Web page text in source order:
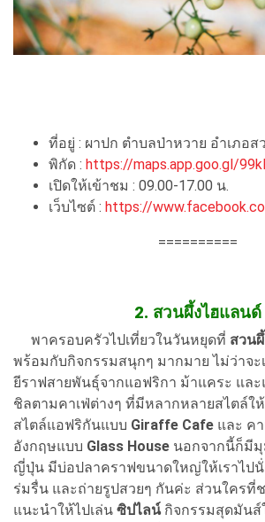
ที่อยู่ : ผาปก ตำบลป่าหวาย อำเภอส
พิกัด : https://maps.app.goo.gl/
เปิดให้เข้าชม : 09.00-17.00 น.
เว็บไซต์ : https://
==========
2. สวนผึ้งไฮแลนด์
พาครอบครัวไปเที่ยวในวันหยุดที่ สวน
พร้อมกับกิจกรรมสนุกๆ มากมาย ไม่ว่าจะ
ยีราฟสายพันธุ์จากแอฟริกา ม้าแคระ และ
ชิลตามคาเฟ่ต่างๆ ที่มีหลากหลายสไตล์ให้
สไตล์แอฟริกันแบบ Giraffe Cafe และ ค
อังกฤษแบบ Glass House นอกจากนี้ก็มี
ญี่ปุ่น มีบ่อปลาคราฟขนาดใหญ่ให้เราไป
ร่มรื่น และถ่ายรูปสวยๆ กันค่ะ ส่วนใครที่
แนะนำให้ไปเล่น ซิปไลน์กิจกรรมสุดมันส์